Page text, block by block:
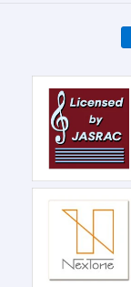
決
済
方
法